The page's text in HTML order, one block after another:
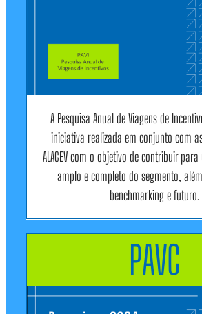
A Pesquisa Anual de Viagens de
iniciativa realizada em conjunto com
ALAGEV com o objetivo de contribuir
amplo e completo do segmento,
benchmarking e futuro.
PAVC